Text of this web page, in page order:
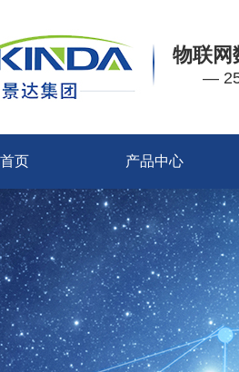
物联网
—
页 产品中心